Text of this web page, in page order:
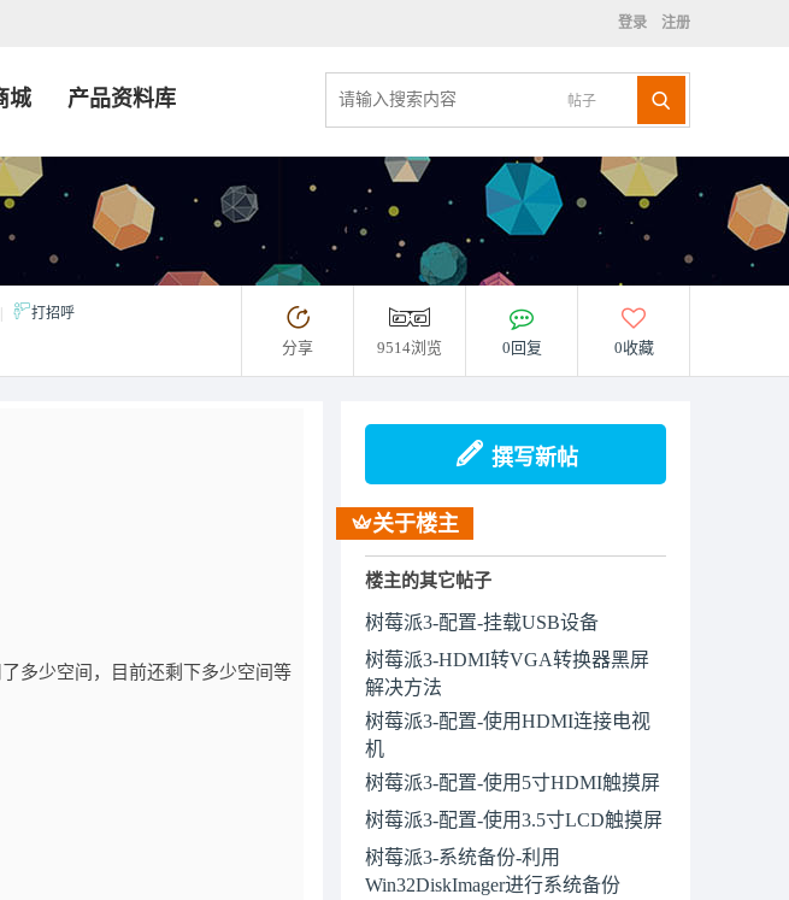
登录 注册
帖子
城 产品资料库
打招呼
分享 9514浏览 0回复 0收藏
多少空间，目前还剩下多少空间等
撰写新帖
关于楼主
楼主的其它帖子
树莓派3-配置-挂载USB设备
树莓派3-HDMI转VGA转换器黑屏
解决方法
树莓派3-配置-使用HDMI连接电视
机
树莓派3-配置-使用5寸HDMI触摸屏
树莓派3-配置-使用3.5寸LCD触摸屏
树莓派3-系统备份-利用
Win32DiskImager进行系统备份